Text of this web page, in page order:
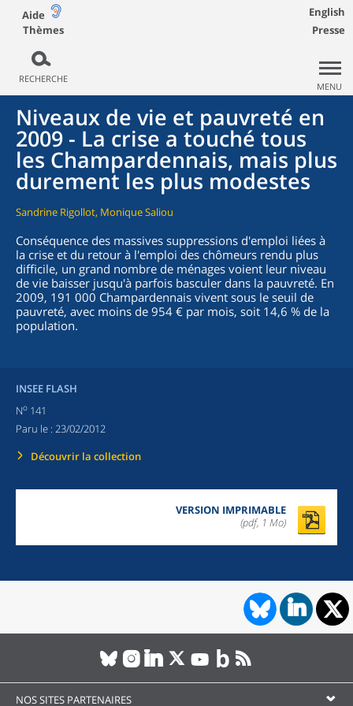
Aide
Thèmes
RECHERCHE
English
Presse
MENU
Niveaux de vie et pauvreté en
2009 - La crise a touché tous
les Champardennais, mais plus
durement les plus modestes
Sandrine Rigollot, Monique Saliou
Conséquence des massives suppressions d'emploi liées à
la crise et du retour à l'emploi des chômeurs rendu plus
difficile, un grand nombre de ménages voient leur niveau
de vie baisser jusqu'à parfois basculer dans la pauvreté. En
2009, 191 000 Champardennais vivent sous le seuil de
pauvreté, avec moins de 954 € par mois, soit 14,6 % de la
population.
INSEE FLASH
No 141
Paru le : 23/02/2012
Découvrir la collection
VERSION IMPRIMABLE
(pdf, 1 Mo)
NOS SITES PARTENAIRES